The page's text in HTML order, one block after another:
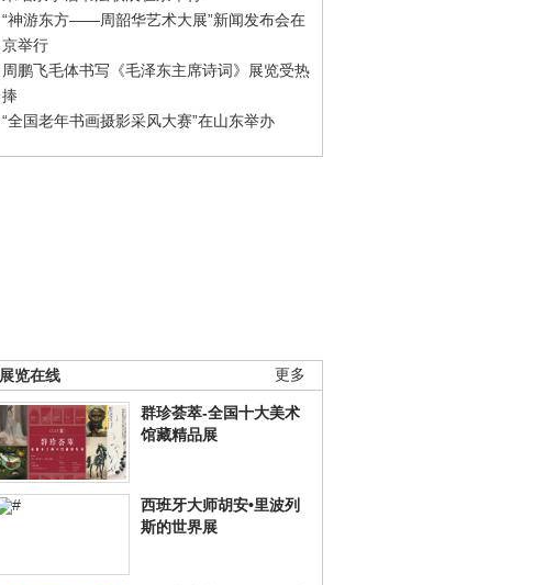
“神游东方——周韶华艺术大展”新闻发布会在
京举行
周鹏飞毛体书写《毛泽东主席诗词》展览受热
捧
“全国老年书画摄影采风大赛”在山东举办
更多
展览在线
群珍荟萃-全国十大美术
馆藏精品展
西班牙大师胡安•里波列
斯的世界展